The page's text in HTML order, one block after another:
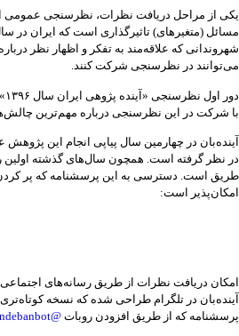
یکی از مراحل دریافت نظرات، نظرسنجی عمومی
شهروندانی که علاقه‌مند به تفکر و اظهار نظر
می‌توانند در نظرسنجی شرکت کنند.
با شرکت در این نظرسنجی درباره مهم‌ترین چالش‌ها و مسائل
آینده‌بان در چهارمین سال پیاپی انجام این
در نظر گرفته‌ است. همچون سال‌های گذشته اولین
امکان‌پذیر است:
امکان دریافت نظرات از طریق رسانه‌های
آینده‌بان در تلگرام طراحی شده که نسخه‌
پرسشنامه که از طریق افزودن روبات @ayandebanbot